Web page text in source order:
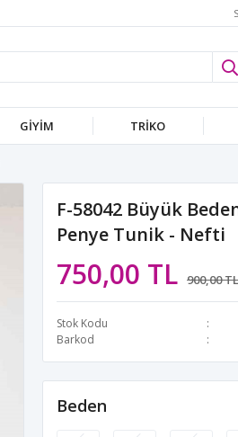
GİYİM TRİKO
F-58042 Büyük
Penye Tunik - Nefti
750,00 TL 900,00 TL
Stok Kodu
Barkod
Beden